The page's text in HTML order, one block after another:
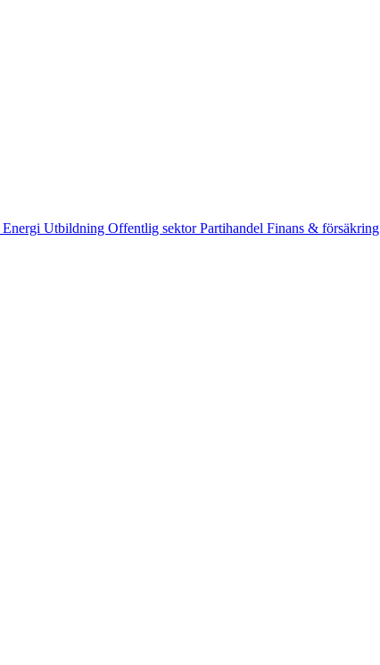
Energi Utbildning Offentlig sektorPartihandel Finans & försäkring